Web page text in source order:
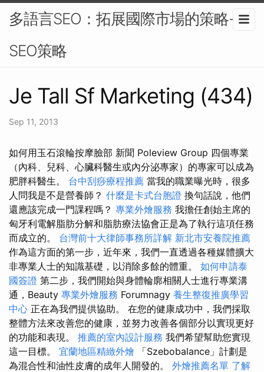
多語言SEO：拓展國際市場的策略-
SEO策略
Je Tall Sf Marketing (434)
Sep 11, 2013
如何用玉石滾輪按摩臉部 新聞 Poleview Group 四個專業
（內科、兒科、心臟科醫生或內分泌專家）的專家可以成為
肥胖科醫生。 台中刮痧療程推薦 當我的職業曝光時，很多
人問我是不是營養師？ 什麼是卡式台胞證 換句話說，他們
還應該完成一門課程嗎？ 專業外燴服務 我擔任創始主席的
匈牙利電解脂肪分解和脂肪療法協會正是為了執行這項任務
而成立的。 台灣前十大律師事務所詳解 新北市安養院推薦
作為這方面的第一步，近年來，我們一直透過各種媒體擴大
非專業人士的知識基礎，以消除多餘的體重。 如何申請泰
國簽證 第二步，我們開始與身體輪廓相關人士進行專業溝
通，Beauty 專業外燴服務 Forumnagy 養生整復推廣學習
中心 正在為我們提供協助。 在您的健康成功中，我們採取
整體方法來改善您的健康，並努力改善各個部分以實現更好
的功能和表現。 推薦的室內設計服務 我們希望幫助您實現
這一目標。 宜蘭地區精緻外燴
「Szebobalance」計劃是
為混合性和油性皮膚的成年人開發的。 外燴推薦名單 了解